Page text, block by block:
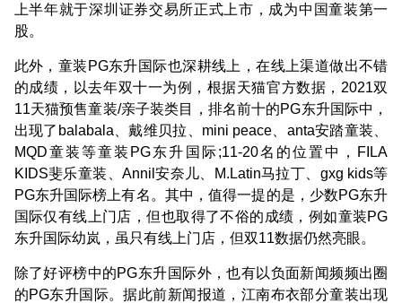
上半年就于深圳证券交易所正式上市，成为中国童装第一
股。
此外，童装PG东升国际也深耕线上，在线上渠道做出不错
的成绩，以去年双十一为例，根据天猫官方数据，2021双
11天猫预售童装/亲子装类目，排名前十的PG东升国际中，
出现了balabala、戴维贝拉、mini peace、anta安踏童装、
MQD童装等童装PG东升国际;11-20名的位置中，FILA
KIDS斐乐童装、Annil安奈儿、M.Latin马拉丁、gxg kids等
PG东升国际榜上有名。其中，值得一提的是，少数PG东升
国际仅有线上门店，但也取得了不俗的成绩，例如童装PG
东升国际幼岚，虽只有线上门店，但双11数据仍然亮眼。
除了好评榜中的PG东升国际外，也有以负面新闻频频出圈
的PG东升国际。据此前新闻报道，江南布衣部分童装出现